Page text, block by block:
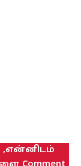
,என்னிடம்